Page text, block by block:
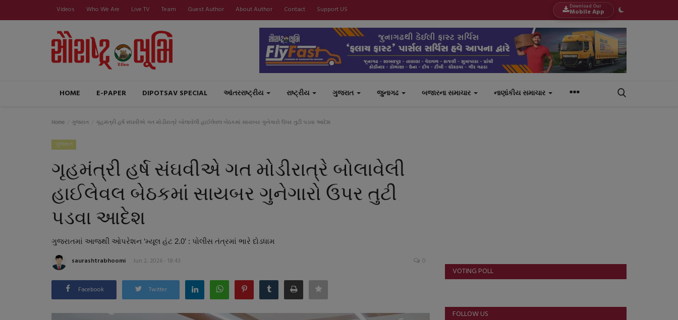
Videos Who We Are Live TV Team Guest Author About Author Contact Support US Download Our
Mobile App
HOME E-PAPER DIPOTSAV SPECIAL આંતરરાષ્ટ્રીય રાષ્ટ્રીય ગુજરાત જુનાગઢ બજારના સમાચાર નાણાંકીય સમાચાર
Home ગુજરાત ગૃહમંત્રી હર્ષ સંઘવીએ ગત મોડીરાત્રે બોલાવેલી હાઈલેવલ બેઠકમાં સાયબર ગુનેગારો ઉપર તુટી પડવા આદેશ
ગુજરાત
ગૃહમંત્રી હર્ષ સંઘવીએ ગત મોડીરાત્રે બોલાવેલી
હાઈલેવલ બેઠકમાં સાયબર ગુનેગારો ઉપર તુટી
પડવા આદેશ
ગુજરાતમાં આજથી ઓપરેશન ‘મ્યૂલ હંટ 2.0’ : પોલીસ તંત્રમાં ભારે દોડધામ
saurashtrabhoomi Jun 2, 2026 - 18:43 0
Facebook Twitter
VOTING POLL
FOLLOW US